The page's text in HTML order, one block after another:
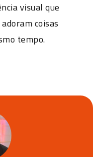
visual que
coisas
tempo.